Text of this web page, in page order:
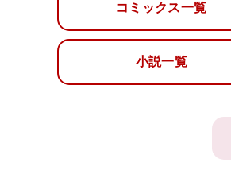
コミックス一覧
小説一覧